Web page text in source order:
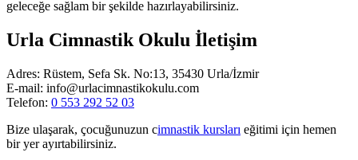
geleceğe sağlam bir şekilde hazırlayabilirsiniz.
Urla Cimnastik Okulu İletişim
Adres: Rüstem, Sefa Sk. No:13, 35430 Urla/İzmir
E-mail: info@urlacimnastikokulu.com
Telefon: 0 553 292 52 03
Bize ulaşarak, çocuğunuzun cimnastik kursları eğitimi için hemen
bir yer ayırtabilirsiniz.